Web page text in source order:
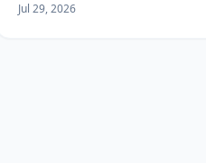
Jul 29, 2026